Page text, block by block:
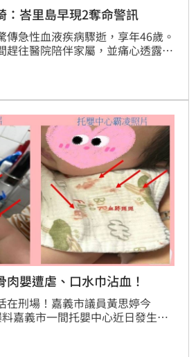
：峇里島早現2奪命警訊
傳急性血液疾病驟逝，享年46歲。
趕往醫院陪伴家屬，並痛心透露，
，當時傅子純在旅途中便出現嚴
青，雖然隱約覺得身體有異，卻萬
病的致命前兆。
嬰遭虐、口水巾沾血！
在刑場！嘉義市議員黃思婷今
料嘉義市一間托嬰中心近日發生集
手臂不明瘀青，全都是家長臨時